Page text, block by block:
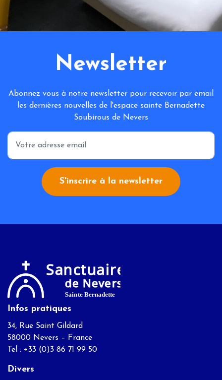
Newsletter
Abonnez vous à notre newsletter pour recevoir par email
les dernières nouvelles de l'espace sainte Bernadette
Soubirous de Nevers
*
S'inscrire à la newsletter
Infos pratiques
34, Rue Saint Gildard
58000 Nevers – France
Tel : +33 (0)3 86 71 99 50
Divers